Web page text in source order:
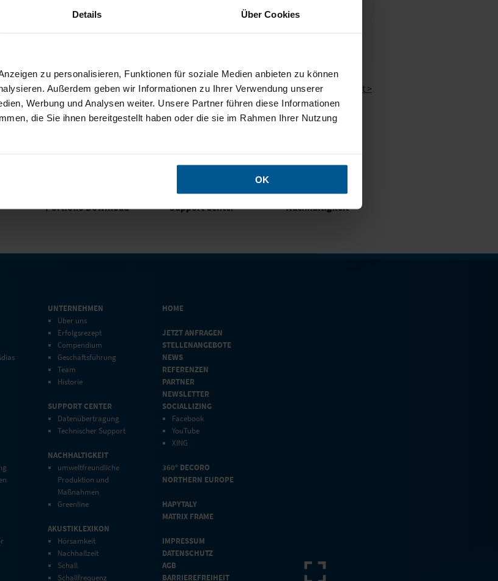
Details Über Cookies
zu personalisieren, Funktionen für soziale Medien anbieten zu können
Außerdem geben wir Informationen zu Ihrer Verwendung unserer
Werbung und Analysen weiter. Unsere Partner führen diese Informationen
die Sie ihnen bereitgestellt haben oder die sie im Rahmen Ihrer Nutzung
OK
zurück zu: Newsübersicht Nächste Nachricht >
Portfolio Download Support Center Nachhaltigkeit
UNTERNEHMEN
Über uns
Erfolgsrezept
Compendium
Geschäftsführung
Team
Historie
SUPPORT CENTER
Datenübertragung
Technischer Support
NACHHALTIGKEIT
umweltfreundliche
Produktion und
Maßnahmen
Greenline
AKUSTIKLEXIKON
Hörsamkeit
Nachhallzeit
Schall
Schallfrequenz
HOME
JETZT ANFRAGEN
STELLENANGEBOTE
NEWS
REFERENZEN
PARTNER
NEWSLETTER
SOCIALLIZING
Facebook
YouTube
XING
360° DECORO
NORTHERN EUROPE
HAPYTALY
MATRIX FRAME
IMPRESSUM
DATENSCHUTZ
AGB
BARRIEREFREIHEIT